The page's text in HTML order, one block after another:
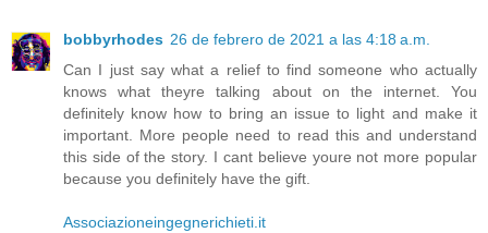
bobbyrhodes 26 de febrero de 2021 a las 4:18 a.m.
Can I just say what a relief to find someone who actually
knows what theyre talking about on the internet. You
definitely know how to bring an issue to light and make it
important. More people need to read this and understand
this side of the story. I cant believe youre not more popular
because you definitely have the gift.
Associazioneingegnerichieti.it